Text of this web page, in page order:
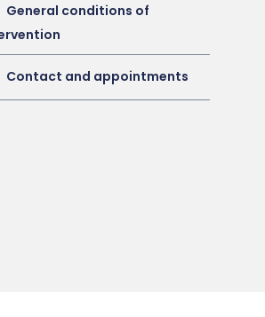
General conditions of
Contact and appointments